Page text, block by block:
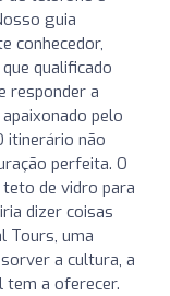
guia
conhecedor,
qualificado
responder a
pelo
itinerário não
perfeita. O
de vidro para
dizer coisas
Tours, uma
a cultura, a
tem a oferecer.